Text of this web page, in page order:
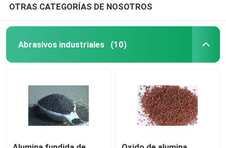
OTRAS CATEGORÍAS DE NOSOTROS
Abrasivos industriales (10)